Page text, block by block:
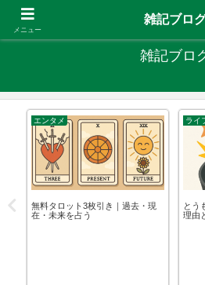
やりたいことがあるなら
雑記ブロ
エンタメ
無料タロット3枚引き｜過去・現
在・未来を占う
ライ
とう
理由
メニュー
雑記ブロ